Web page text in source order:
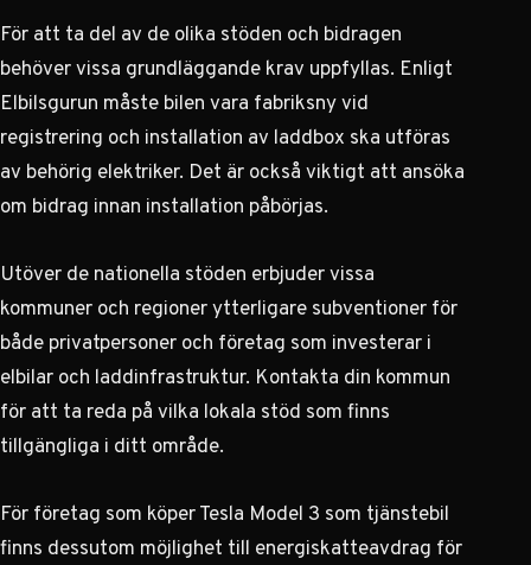
För att ta del av de olika stöden och bidragen
behöver vissa grundläggande krav uppfyllas. Enligt
Elbilsgurun måste bilen vara fabriksny vid
registrering och installation av laddbox ska utföras
av behörig elektriker. Det är också viktigt att ansöka
om bidrag innan installation påbörjas.
Utöver de nationella stöden erbjuder vissa
kommuner och regioner ytterligare subventioner för
både privatpersoner och företag som investerar i
elbilar och laddinfrastruktur. Kontakta din kommun
för att ta reda på vilka lokala stöd som finns
tillgängliga i ditt område.
För företag som köper Tesla Model 3 som tjänstebil
finns dessutom möjlighet till energiskatteavdrag för